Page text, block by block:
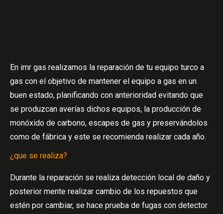
En imr gas realizamos la reparación de tu equipo turco a
gas con el objetivo de mantener el equipo a gas en un
buen estado, planificando con anterioridad evitando que
se produzcan averías dichos equipos, la producción de
monóxido de carbono, escapes de gas y preservándolos
como de fábrica y este se recomienda realizar cada año.
¿que se realiza?
Durante la reparación se realiza detección local de daño y
posterior mente realizar cambio de los repuestos que
estén por cambiar, se hace prueba de fugas con detector